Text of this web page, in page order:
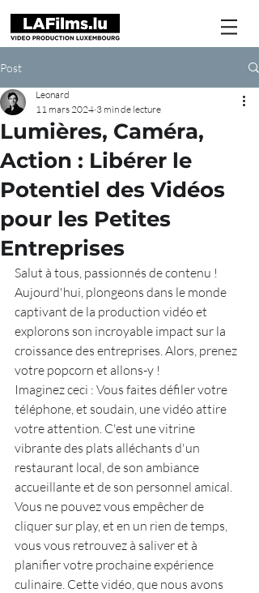
Post
Lumières, Caméra,
Action : Libérer le
Potentiel des Vidéos
pour les Petites
Entreprises
Leonard
11 mars 2024 3 min de lecture
Salut à tous, passionnés de contenu !
Aujourd'hui, plongeons dans le monde
captivant de la production vidéo et
explorons son incroyable impact sur la
croissance des entreprises. Alors, prenez
votre popcorn et allons-y !
Imaginez ceci : Vous faites défiler votre
téléphone, et soudain, une vidéo attire
votre attention. C'est une vitrine
vibrante des plats alléchants d'un
restaurant local, de son ambiance
accueillante et de son personnel amical.
Vous ne pouvez vous empêcher de
cliquer sur play, et en un rien de temps,
vous vous retrouvez à saliver et à
planifier votre prochaine expérience
culinaire. Cette vidéo, que nous avons